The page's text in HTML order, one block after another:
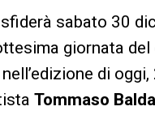
sabato 30
giornata
di
Tommaso